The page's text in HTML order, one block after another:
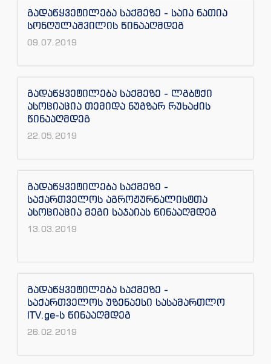
გადაწყვეტილება საქმეზე - საია ნათია
სონღულაშვილის წინააღმდეგ
09.07.2019
გადაწყვეტილება საქმეზე - ლგბტქი
ასოციაცია თემიდა ნუგზარ რუხაძის
წინააღმდეგ
22.05.2019
გადაწყვეტილება საქმეზე -
საქართველოს აგროჟურნალისტთა
ასოციაცია მეგი საჯაიას წინააღმდეგ
13.03.2019
გადაწყვეტილება საქმეზე -
საქართველოს უზენაესი სასამართლო
ITV.ge-ს წინააღმდეგ
26.02.2019